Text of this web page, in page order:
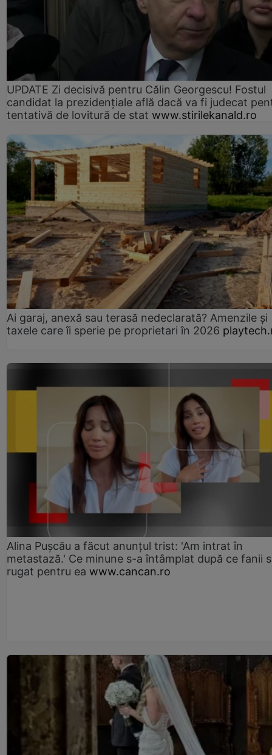
UPDATE Zi decisivă pentru Călin Georgescu! Fostul
candidat la prezidențiale află dacă va fi judecat
tentativă de lovitură de stat www.stirilekanald.ro
Ai garaj, anexă sau terasă nedeclarată? Amenzile și
taxele care îi sperie pe proprietari în 2026
Alina Pușcău a făcut anunțul trist: 'Am intrat în
metastază.' Ce minune s-a întâmplat după ce fanii
rugat pentru ea www.cancan.ro